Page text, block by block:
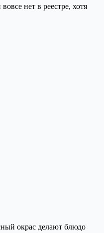
нет в реестре, хотя
окрас делают блюдо